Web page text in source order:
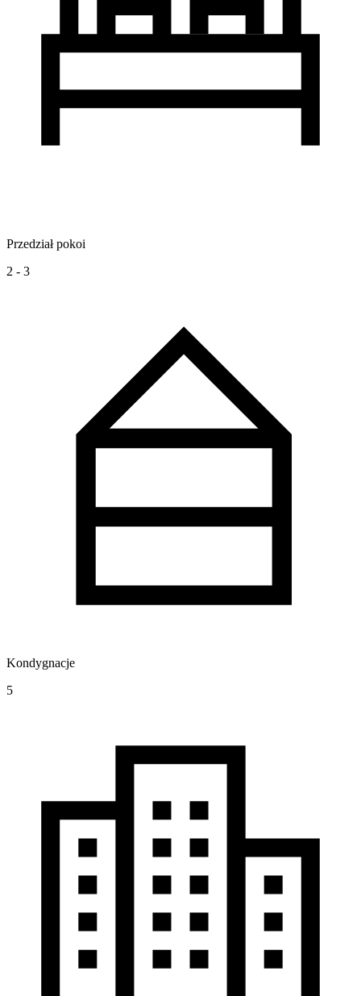
Przedział pokoi
2 - 3
Kondygnacje
5